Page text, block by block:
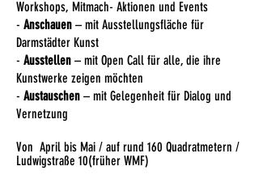
Workshops, Mitmach- Aktionen und Events
- Anschauen – mit Ausstellungsfläche für
Darmstädter Kunst
- Ausstellen – mit Open Call für alle, die ihre
Kunstwerke zeigen möchten
- Austauschen – mit Gelegenheit für Dialog und
Vernetzung
Von April bis Mai / auf rund 160 Quadratmetern /
Ludwigstraße 10(früher WMF)